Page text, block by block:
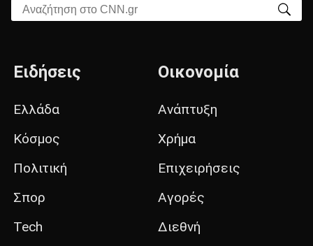
Αναζήτηση στο CNN.gr
Ειδήσεις
Ελλάδα
Κόσμος
Πολιτική
Σπορ
Tech
Οικονομία
Ανάπτυξη
Χρήμα
Επιχειρήσεις
Αγορές
Διεθνή